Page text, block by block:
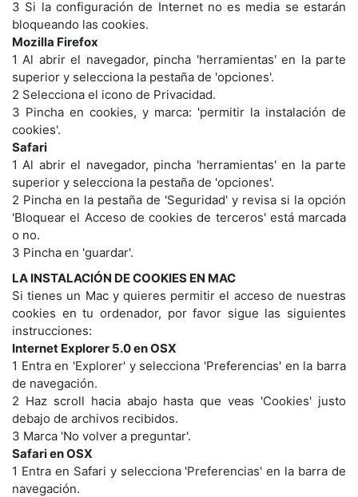
3 Si la configuración de Internet no es media se estarán
bloqueando las cookies.
Mozilla Firefox
1 Al abrir el navegador, pincha 'herramientas' en la parte
superior y selecciona la pestaña de 'opciones'.
2 Selecciona el icono de Privacidad.
3 Pincha en cookies, y marca: 'permitir la instalación de
cookies'.
Safari
1 Al abrir el navegador, pincha 'herramientas' en la parte
superior y selecciona la pestaña de 'opciones'.
2 Pincha en la pestaña de 'Seguridad' y revisa si la opción
'Bloquear el Acceso de cookies de terceros' está marcada
o no.
3 Pincha en 'guardar'.
LA INSTALACIÓN DE COOKIES EN MAC
Si tienes un Mac y quieres permitir el acceso de nuestras
cookies en tu ordenador, por favor sigue las siguientes
instrucciones:
Internet Explorer 5.0 en OSX
1 Entra en 'Explorer' y selecciona 'Preferencias' en la barra
de navegación.
2 Haz scroll hacia abajo hasta que veas 'Cookies' justo
debajo de archivos recibidos.
3 Marca 'No volver a preguntar'.
Safari en OSX
1 Entra en Safari y selecciona 'Preferencias' en la barra de
navegación.